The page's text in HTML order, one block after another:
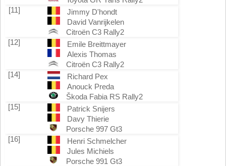
[11]
Jimmy D'hondt
David Vanrijkelen
Citroën C3 Rally2
[12]
Emile Breittmayer
Alexis Thomas
Citroën C3 Rally2
[14]
Richard Pex
Anouck Preda
Škoda Fabia RS Rally2
[15]
Patrick Snijers
Davy Thierie
Porsche 997 Gt3
[16]
Henri Schmelcher
Jules Michiels
Porsche 991 Gt3